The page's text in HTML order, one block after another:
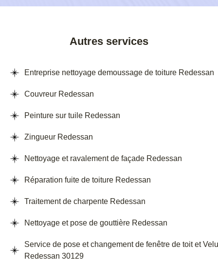
Autres services
Entreprise nettoyage demoussage de toiture Redessan
Couvreur Redessan
Peinture sur tuile Redessan
Zingueur Redessan
Nettoyage et ravalement de façade Redessan
Réparation fuite de toiture Redessan
Traitement de charpente Redessan
Nettoyage et pose de gouttière Redessan
Service de pose et changement de fenêtre de toit et
Redessan 30129